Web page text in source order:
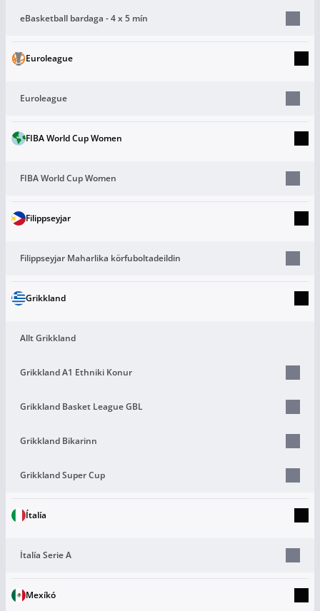
eBasketball bardaga - 4 x 5 mín
Euroleague
Euroleague
FIBA World Cup Women
FIBA World Cup Women
Filippseyjar
Filippseyjar Maharlika körfuboltadeildin
Grikkland
Allt Grikkland
Grikkland A1 Ethniki Konur
Grikkland Basket League GBL
Grikkland Bikarinn
Grikkland Super Cup
Ítalía
Ítalía Serie A
Mexíkó